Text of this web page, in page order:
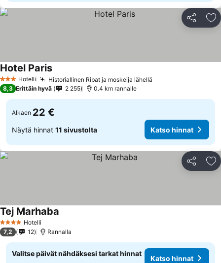
Jaa
3 Tähtiluokitus
Hotelli Historiallinen Ribat ja moskeija lähellä
Hotel Paris
8,3 Erittäin hyvä 2 255 0.4 km rannalle
Alkaen 22 €
Näytä hinnat 11 sivustolta Katso hinnat
Jaa
4 Tähtiluokitus
Hotelli
Tej Marhaba
7,2 12 Rannalla
Valitse päivät nähdäksesi tarkat hinnat
Katso hinnat